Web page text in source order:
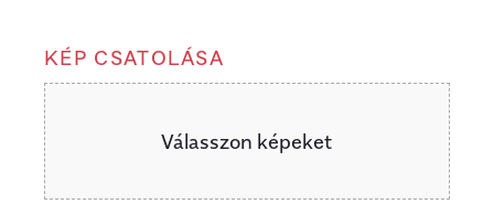
KÉP CSATOLÁSA
Válasszon képeket